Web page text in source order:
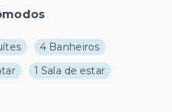
4 Banheiros
1 Sala de estar